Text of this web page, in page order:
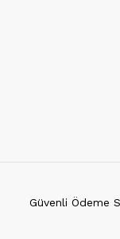
Güvenli Ödeme